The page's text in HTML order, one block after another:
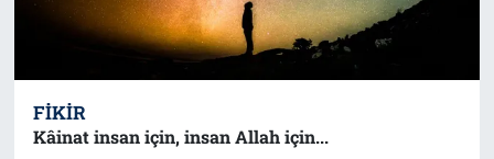
FIKIR
Kâinat insan için, insan Allah için...